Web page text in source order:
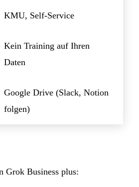
KMU, Self-Service
Kein Training auf Ihren
Daten
Google Drive (Slack, Notion
folgen)
Grok Business plus: